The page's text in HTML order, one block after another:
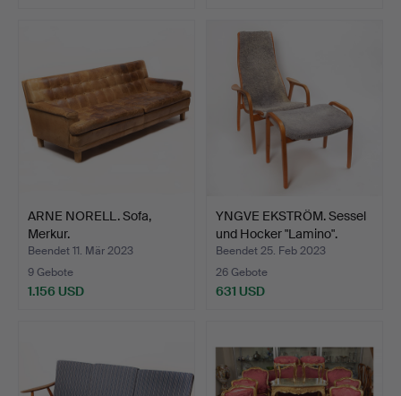
ARNE NORELL. Sofa,
Merkur.
Beendet 11. Mär 2023
9 Gebote
1.156 USD
YNGVE EKSTRÖM. Sessel
und Hocker "Lamino".
Beendet 25. Feb 2023
26 Gebote
631 USD